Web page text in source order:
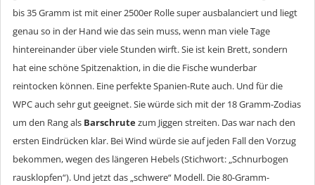
bis 35 Gramm ist mit einer 2500er Rolle super ausbalanciert und liegt
genau so in der Hand wie das sein muss, wenn man viele Tage
hintereinander über viele Stunden wirft. Sie ist kein Brett, sondern
hat eine schöne Spitzenaktion, in die die Fische wunderbar
reintocken können. Eine perfekte Spanien-Rute auch. Und für die
WPC auch sehr gut geeignet. Sie würde sich mit der 18 Gramm-Zodias
um den Rang als Barschrutezum Jiggen streiten. Das war nach den
ersten Eindrücken klar. Bei Wind würde sie auf jeden Fall den Vorzug
bekommen, wegen des längeren Hebels (Stichwort: „Schnurbogen
rausklopfen“). Und jetzt das „schwere“ Modell. Die 80-Gramm-